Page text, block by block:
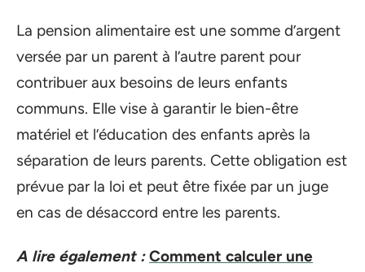
La pension alimentaire est une somme d’argent
versée par un parent à l’autre parent pour
contribuer aux besoins de leurs enfants
communs. Elle vise à garantir le bien-être
matériel et l’éducation des enfants après la
séparation de leurs parents. Cette obligation est
prévue par la loi et peut être fixée par un juge
en cas de désaccord entre les parents.
A lire également : Comment calculer une